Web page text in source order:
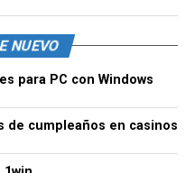
NUEVO
para PC con Windows
de cumpleaños en casinos